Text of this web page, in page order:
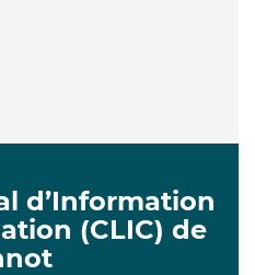
d’Information
(CLIC) de